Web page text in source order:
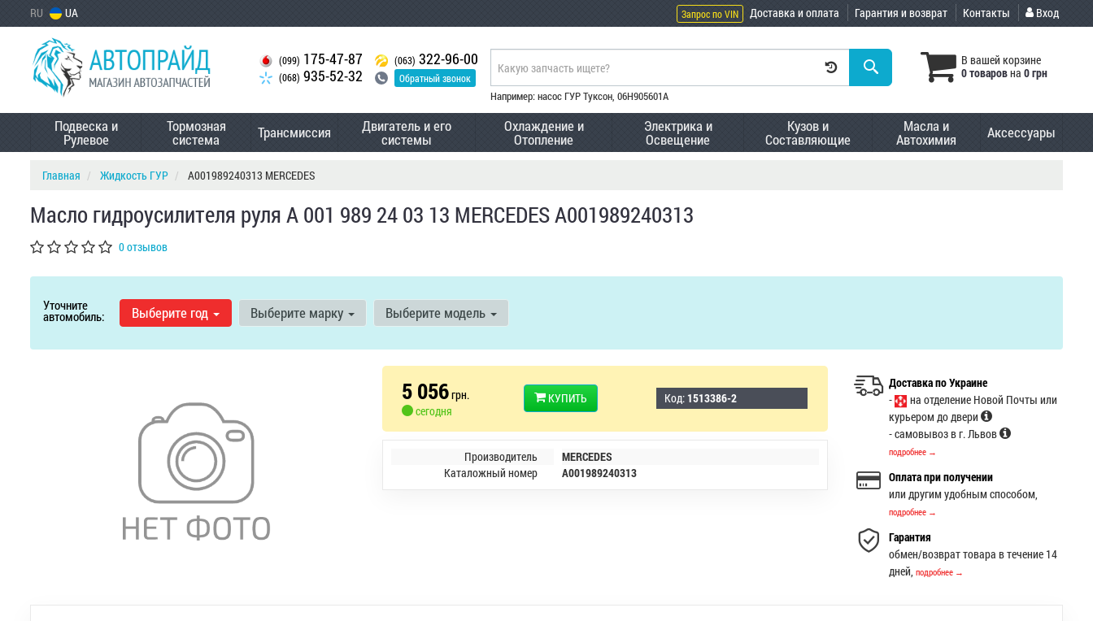
RU UA Запрос по VIN Доставка и оплата Гарантия и возврат Контакты Вход
(099) 175-47-87
(068) 935-52-32
(063) 322-96-00
Обратный звонок
В вашей корзине
0 товаровна 0 грн
Например: насос ГУР Туксон, 06H905601A
Подвеска и
Рулевое
Тормозная
система Трансмиссия Двигатель и его
системы
Охлаждение и
Отопление
Электрика и
Освещение
Кузов и
Составляющие
Масла и
Автохимия Аксессуары
Главная Жидкость ГУР A001989240313 MERCEDES
Масло гидроусилителя руля A 001 989 24 03 13 MERCEDES A001989240313
0 отзывов
Уточните
автомобиль: Выберите год Выберите марку Выберите модель
5 056грн.
сегодня
КУПИТЬ Код: 1513386-2
Производитель
MERCEDES
Каталожный номер
A001989240313
Доставка по Украине
-
на отделение Новой Почты или
курьером до двери
- самовывоз в г. Львов
подробнее →
Оплата при получении
или другим удобным способом,
подробнее →
Гарантия
обмен/возврат товара в течение 14
дней,подробнее →